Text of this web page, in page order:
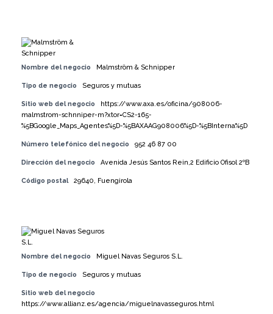
Nombre del negocio Malmström & Schnipper
Tipo de negocio Seguros y mutuas
Sitio web del negocio
https://www.axa.es/oficina/908006-
malmstrom-schnniper-m?xtor=CS2-165-
%5BGoogle_Maps_Agentes%5D-%5BAXAAG908006%5D-%5BInterna%5D
Número telefónico del negocio 952 46 87 00
Dirección del negocio Avenida Jesús Santos Rein,2 Edificio Ofisol 2ºB
Código postal 29640, Fuengirola
Nombre del negocio Miguel Navas Seguros S.L.
Tipo de negocio Seguros y mutuas
Sitio web del negocio
https://www.allianz.es/agencia/miguelnavasseguros.html